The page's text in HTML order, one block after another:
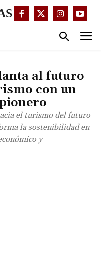
al futuro
con un
el turismo del futuro
la sostenibilidad en
y